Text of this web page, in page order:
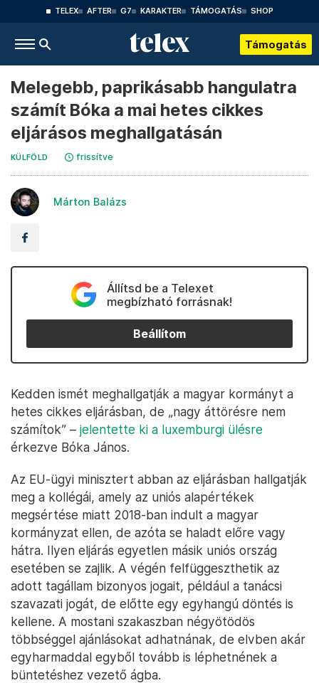
TELEX AFTER G7 KARAKTER TÁMOGATÁS SHOP
Támogatás
Melegebb, paprikásabb hangulatra
számít Bóka a mai hetes cikkes
eljárásos meghallgatásán
KÜLFÖLD frissítve
Márton Balázs
Állítsd be a Telexet
megbízható forrásnak!
Beállítom
Kedden ismét meghallgatják a magyar kormányt a
hetes cikkes eljárásban, de „nagy áttörésre nem
számítok” – jelentette ki a luxemburgi ülésre
érkezve Bóka János.
Az EU-ügyi minisztert abban az eljárásban hallgatják
meg a kollégái, amely az uniós alapértékek
megsértése miatt 2018-ban indult a magyar
kormányzat ellen, de azóta se haladt előre vagy
hátra. Ilyen eljárás egyetlen másik uniós ország
esetében se zajlik. A végén felfüggeszthetik az
adott tagállam bizonyos jogait, például a tanácsi
szavazati jogát, de előtte egy egyhangú döntés is
kellene. A mostani szakaszban négyötödös
többséggel ajánlásokat adhatnának, de elvben akár
egyharmaddal egyből tovább is léphetnének a
büntetéshez vezető ágba.